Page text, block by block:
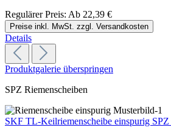
Regulärer Preis: Ab 22,39 €
Preise inkl. MwSt. zzgl. Versandkosten
Details
Produktgalerie überspringen
SPZ Riemenscheiben
SKF TL-Keilriemenscheibe einspurig